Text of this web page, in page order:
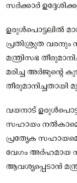
സര്‍ക്കാര്‍
ഉരുള്‍പൊട്ടലില്‍
പ്രതിശ്രുത വരനും
മന്ത്രിസഭ
മരിച്ച അര്‍ജുന്റെ
തീരുമാനിച്ചതായി
വയനാട്
സഹായം
പ്രത്യേക
വേഗം അര്‍ഹമായ
ആവശ്യപ്പെടാന്‍